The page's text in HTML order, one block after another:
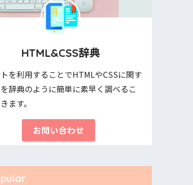
HTML&CSS辞典
を利用することでHTMLやCSSに関す
辞典のように簡単に素早く調べるこ
ます。
お問い合わせ